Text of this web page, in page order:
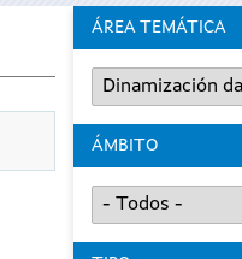
ÁREA TEMÁTICA
ÁMBITO